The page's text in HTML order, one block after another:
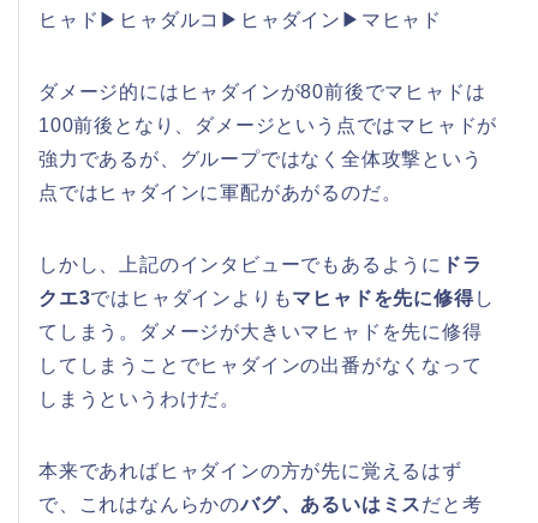
ヒャド▶ヒャダルコ▶ヒャダイン▶マヒャド
ダメージ的にはヒャダインが80前後でマヒャドは
100前後となり、ダメージという点ではマヒャドが
強力であるが、グループではなく全体攻撃という
点ではヒャダインに軍配があがるのだ。
しかし、上記のインタビューでもあるように ドラ
クエ3ではヒャダインよりもマヒャドを先に修得し
てしまう。ダメージが大きいマヒャドを先に修得
してしまうことでヒャダインの出番がなくなって
しまうというわけだ。
本来であればヒャダインの方が先に覚えるはず
で、これはなんらかのバグ、あるいはミスだと考